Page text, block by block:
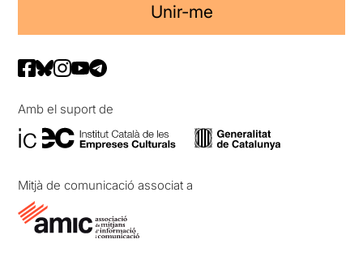
Unir-me
Amb el suport de
Mitjà de comunicació associat a